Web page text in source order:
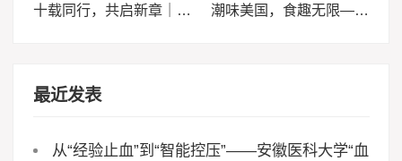
潮味美国，食趣无限——来泰晤士超市邀您畅享味蕾体验
最近发表
从“经验止血”到“智能控压”——安徽医科大学“血